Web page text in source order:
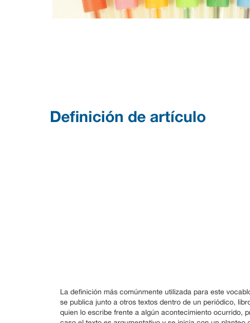
Definición de artículo
La definición más comúnmente utilizada para este
se publica junto a otros textos dentro de un periódico,
quien lo escribe frente a algún acontecimiento ocurrido,